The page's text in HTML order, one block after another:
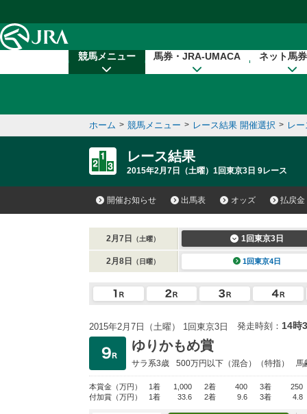
競馬メニュー 馬券・JRA-UMACA ネット馬
ホーム > 競馬メニュー > レース結果 開催選択 > レ
レース結果
2015年2月7日（土曜）1回東京3日 9レース
開催お知らせ 出馬表 オッズ 払戻金
2月7日 （土曜） 1回東京3日
2月8日 （日曜） 1回東京4日
2015年2月7日（土曜） 1回東京3日 発走時刻： 14時
ゆりかもめ賞
サラ系3歳 500万円以下 （混合）（特指） 馬
本賞金 （万円） 1着 1,000 2着 400 3着
250
付加賞 （万円） 1着 33.6 2着 9.6 3着 4.8